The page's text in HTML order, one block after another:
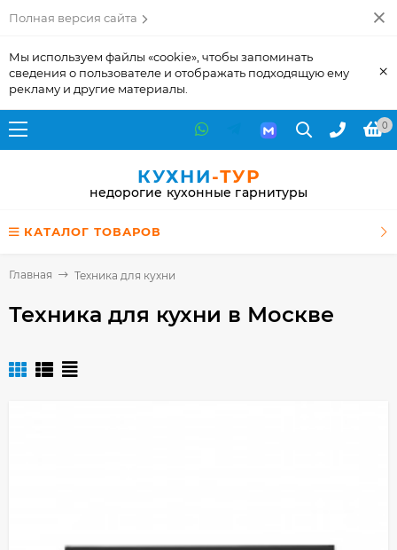
Полная версия сайта
Мы используем файлы «cookie», чтобы запоминать
сведения о пользователе и отображать подходящую ему
рекламу и другие материалы.
×
0
КУХНИ-ТУР
недорогие кухонные гарнитуры
КАТАЛОГ ТОВАРОВ
Главная Техника для кухни
Техника для кухни в Москве